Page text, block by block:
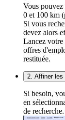
Vous pouvez
0 et 100 km
Si vous
devez alors
Lancez votre
offres
restituée.
2. Affiner les
Si besoin,
en
de recherche.